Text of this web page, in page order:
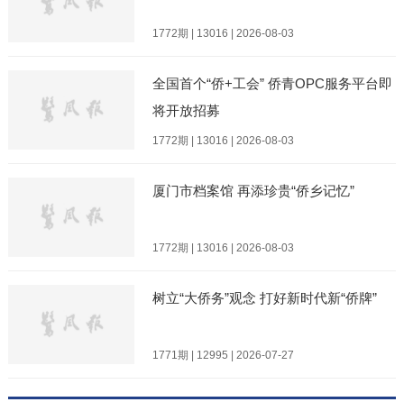
1772期 | 13016 | 2026-08-03
全国首个“侨+工会” 侨青OPC服务平台即
将开放招募
1772期 | 13016 | 2026-08-03
厦门市档案馆 再添珍贵“侨乡记忆”
1772期 | 13016 | 2026-08-03
树立“大侨务”观念 打好新时代新“侨牌”
1771期 | 12995 | 2026-07-27